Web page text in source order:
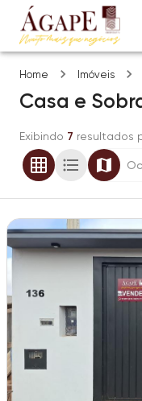
Home Imóveis
Casa e
Exibindo 7 resultados